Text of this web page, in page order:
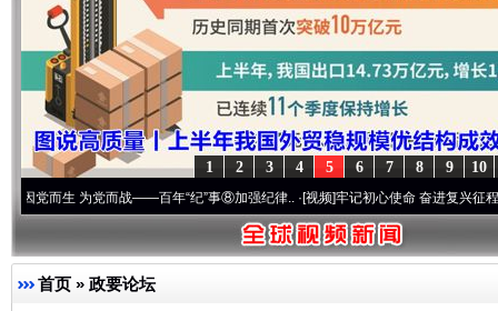
10
9
8
7
6
5
4
3
2
1
为党而战——百年“纪”事⑧加强纪律..·[视频]牢记初心使命 奋进复兴征程丨“转折之
首页 » 政要论坛